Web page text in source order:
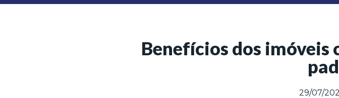
Benefícios dos imóveis
29/07/